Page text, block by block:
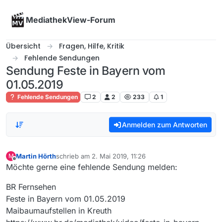
MediathekView-Forum
Übersicht
Fragen, Hilfe, Kritik
Fehlende Sendungen
Sendung Feste in Bayern vom
01.05.2019
Fehlende Sendungen 2 2 233 1
Anmelden zum Antworten
M
Offline
Martin Hörthschrieb am 2. Mai 2019, 11:26
zuletzt editiert von
Möchte gerne eine fehlende Sendung melden:
BR Fernsehen
Feste in Bayern vom 01.05.2019
Maibaumaufstellen in Kreuth